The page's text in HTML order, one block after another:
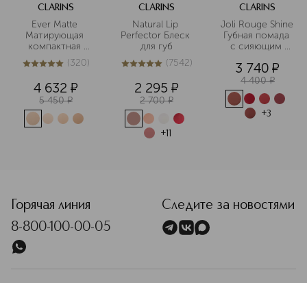
CLARINS
Ever Matte
Матирующая
компактная
пудра
5из 5320 (320)
4 632 ¤
5 450 ¤
CLARINS
Natural Lip
Perfector Блеск
для губ
5из 57542 (7542)
2 295 ¤
2 700 ¤
+11
CLARINS
Joli Rouge Shine
Губная помада
с сияющим
3 740 ¤
4 400 ¤
+3
Горячая линия
8-800-100-00-05
Следите за новостями